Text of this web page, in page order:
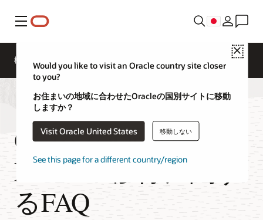
メニュー
Close
Would you like to visit an Oracle country site closer
to you?
お住まいの地域に合わせたOracleの国別サイトに移動
しますか？
Visit Oracle United States 移動しない
See this page for a different country/region
概要
OCIへのOracle
Database移行に関す
るFAQ